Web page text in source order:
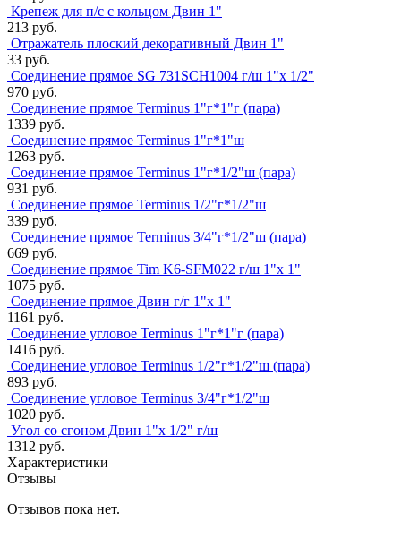
Крепеж для п/с с кольцом Двин 1"
213 руб.
Отражатель плоский декоративный Двин 1"
33 руб.
Соединение прямое SG 731SCH1004 г/ш 1"х 1/2"
970 руб.
Соединение прямое Terminus 1"г*1"г (пара)
1339 руб.
Соединение прямое Terminus 1"г*1"ш
1263 руб.
Соединение прямое Terminus 1"г*1/2"ш (пара)
931 руб.
Соединение прямое Terminus 1/2"г*1/2"ш
339 руб.
Соединение прямое Terminus 3/4"г*1/2"ш (пара)
669 руб.
Соединение прямое Tim K6-SFM022 г/ш 1"х 1"
1075 руб.
Соединение прямое Двин г/г 1"х 1"
1161 руб.
Соединение угловое Terminus 1"г*1"г (пара)
1416 руб.
Соединение угловое Terminus 1/2"г*1/2"ш (пара)
893 руб.
Соединение угловое Terminus 3/4"г*1/2"ш
1020 руб.
Угол со сгоном Двин 1"х 1/2" г/ш
1312 руб.
Характеристики
Отзывы
Отзывов пока нет.